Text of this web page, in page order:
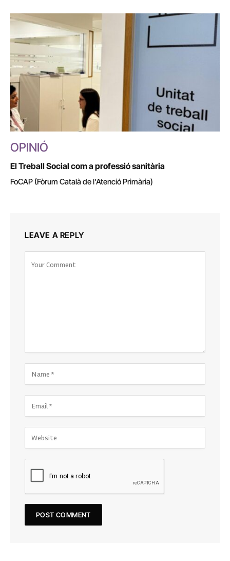
OPINIÓ
El Treball Social com a professió sanitària
FoCAP (Fòrum Català de l'Atenció Primària)
LEAVE A REPLY